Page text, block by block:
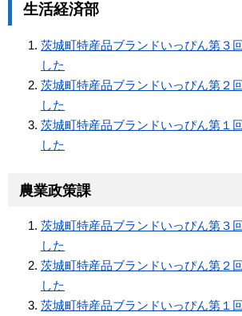
生活経済部
茨城町特産品ブランドいっぴん第３
した
茨城町特産品ブランドいっぴん第２
した
茨城町特産品ブランドいっぴん第１
した
農業政策課
茨城町特産品ブランドいっぴん第３
した
茨城町特産品ブランドいっぴん第２
した
茨城町特産品ブランドいっぴん第１